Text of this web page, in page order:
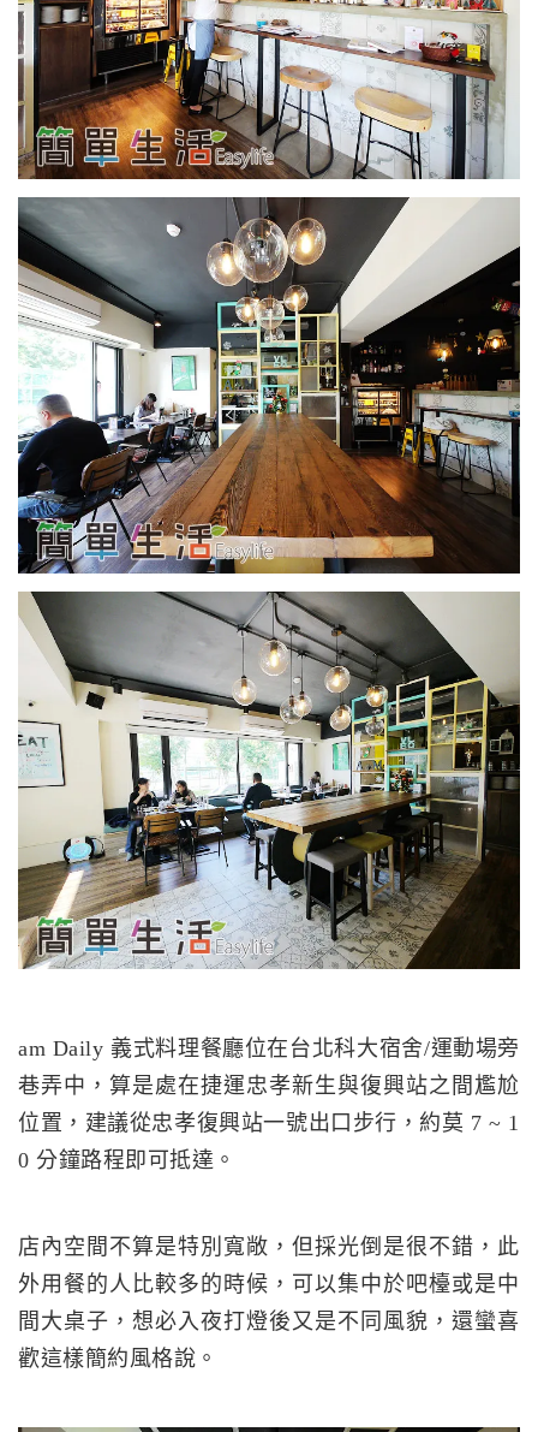
am Daily 義式料理餐廳位在台北科大宿舍/運動場旁
巷弄中，算是處在捷運忠孝新生與復興站之間尷尬
位置，建議從忠孝復興站一號出口步行，約莫 7 ~ 1
0 分鐘路程即可抵達。
店內空間不算是特別寬敞，但採光倒是很不錯，此
外用餐的人比較多的時候，可以集中於吧檯或是中
間大桌子，想必入夜打燈後又是不同風貌，還蠻喜
歡這樣簡約風格說。